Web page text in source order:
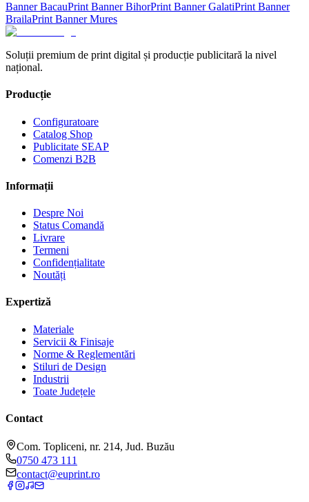
BannerBacauPrint BannerBihorPrint BannerGalatiPrint Banner
BrailaPrint BannerMures
Soluții premium de print digital și producție publicitară la nivel
național.
Producție
Configuratoare
Catalog Shop
Publicitate SEAP
Comenzi B2B
Informații
Despre Noi
Status Comandă
Livrare
Termeni
Confidențialitate
Noutăți
Expertiză
Materiale
Servicii & Finisaje
Norme & Reglementări
Stiluri de Design
Industrii
Toate Județele
Contact
Com. Topliceni, nr. 214, Jud. Buzău
0750 473 111
contact@euprint.ro